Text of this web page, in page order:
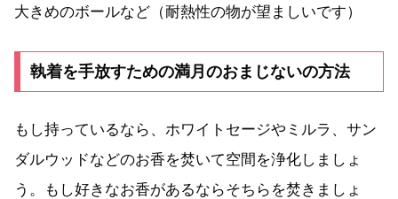
大きめのボールなど（耐熱性の物が望ましいです）
執着を手放すための満月のおまじないの方法
もし持っているなら、ホワイトセージやミルラ、サン
ダルウッドなどのお香を焚いて空間を浄化しましょ
う。もし好きなお香があるならそちらを焚きましょ